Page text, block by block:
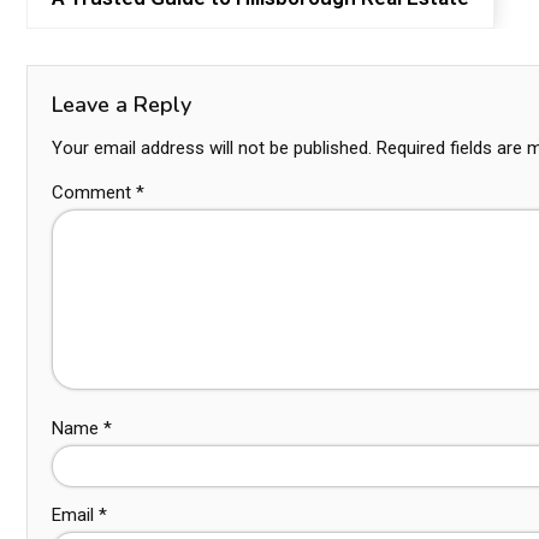
Leave a Reply
Your email address will not be published. Required fields are
Comment *
Name *
Email *